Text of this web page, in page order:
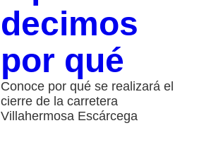
decimos
por qué
Conoce por qué se realizará el
cierre de la carretera
Villahermosa Escárcega